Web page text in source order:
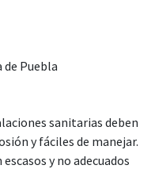
Puebla
sanitarias deben
y fáciles de manejar.
y no adecuados